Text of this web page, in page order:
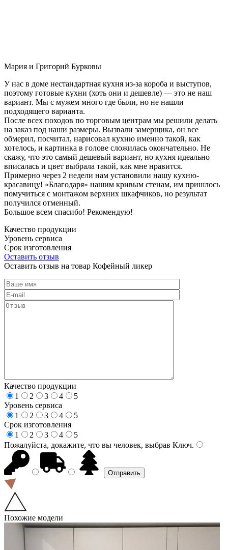
Мария и Григорий Бурковы
У нас в доме нестандартная кухня из-за короба и выступов,
поэтому готовые кухни (хоть они и дешевле) — это не наш
вариант. Мы с мужем много где были, но не нашли
подходящего варианта.
После всех походов по торговым центрам мы решили делать
на заказ под наши размеры. Вызвали замерщика, он все
обмерил, посчитал, нарисовал кухню именно такой, как
хотелось, и картинка в голове сложилась окончательно. Не
скажу, что это самый дешевый вариант, но кухня идеально
вписалась и цвет выбрала такой, как мне нравится.
Примерно через 2 недели нам установили нашу кухню-
красавицу! «Благодаря» нашим кривым стенам, им пришлось
помучиться с монтажом верхних шкафчиков, но результат
получился отменный.
Большое всем спасибо! Рекомендую!
Качество продукции
Уровень сервиса
Срок изготовления
Оставить отзыв
Оставить отзыв на товар Кофейный ликер
Качество продукции
1
2 3 4
5
Уровень сервиса
1
2 3 4
5
Срок изготовления
1
2 3 4
5
Пожалуйста, докажите, что вы человек, выбрав Ключ.
Похожие модели